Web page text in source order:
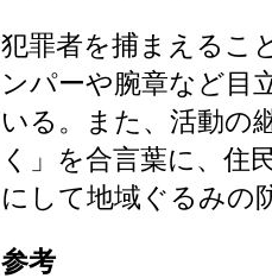
犯罪者を捕まえるこ
ンパーや腕章など目
いる。また、活動の
く」を合言葉に、住
にして地域ぐるみの
参考